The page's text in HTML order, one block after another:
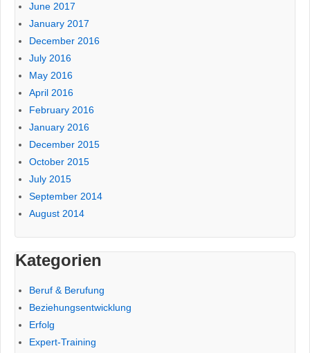
June 2017
January 2017
December 2016
July 2016
May 2016
April 2016
February 2016
January 2016
December 2015
October 2015
July 2015
September 2014
August 2014
Kategorien
Beruf & Berufung
Beziehungsentwicklung
Erfolg
Expert-Training